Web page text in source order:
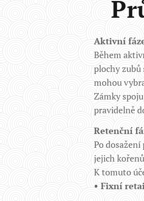
Aktivní
Během
plochy zubů
mohou
Zámky
pravidelně
Retenční
Po
jejich
K tomuto
• Fixní